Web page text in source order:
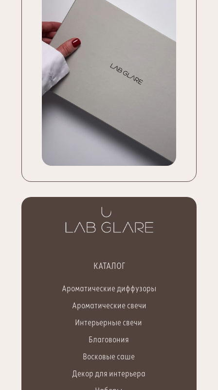
КАТАЛОГ
Ароматические диффузоры
Ароматические свечи
Интерьерные свечи
Благовония
Восковые саше
Декор для интерьера